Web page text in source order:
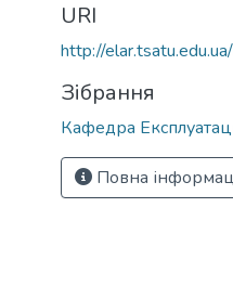
URI
http://
Зібрання
Кафедра
Повна